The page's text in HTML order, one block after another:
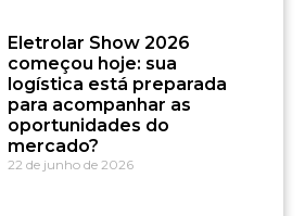
Eletrolar Show 2026
começou hoje: sua
logística está preparada
para acompanhar as
oportunidades do
mercado?
22 de junho de 2026